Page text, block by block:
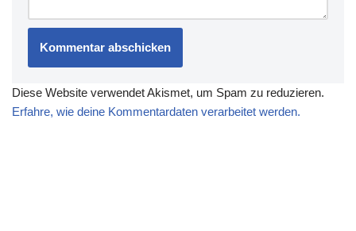
Diese Website verwendet Akismet, um Spam zu reduzieren.
Erfahre, wie deine Kommentardaten verarbeitet werden.